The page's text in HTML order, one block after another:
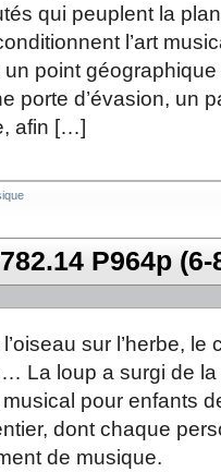
qui peuplent la
l’art
un point
porte d’évasion, un
afin […]
P964p
sur l’herbe, le
La loup a surgi de
pour enfants
dont chaque
de musique.